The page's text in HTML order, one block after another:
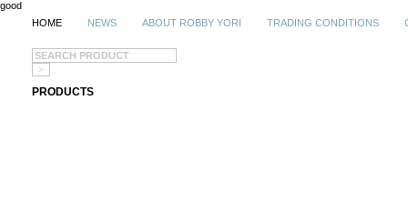
good
HOME
NEWS ABOUT ROBBY YORI TRADING CONDITIONS
PRODUCTS